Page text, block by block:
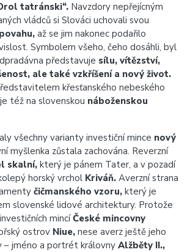
tatránski“. Navzdory nepřejícným
vládců si Slováci uchovali svou
až se jim nakonec podařilo
Symbolem všeho, čeho dosáhli, byl
představuje sílu, vítězství,
ale také vzkříšení a nový život.
křesťanského nebeského
též na slovenskou náboženskou
všechny varianty investiční mince nový
myšlenka zůstala zachována. Reverzní
skalní,který je pánem Tater, a v pozadí
horský vrchol Kriváň. Averzní strana
čičmanského vzoru, který je
slovenské lidové architektury. Protože
mincíČeské mincovny
ostrov Niue, nese averz ještě jeho
jméno a portrét královny Alžběty II.,